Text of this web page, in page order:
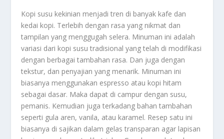
Kopi susu kekinian menjadi tren di banyak kafe dan
kedai kopi. Terlebih dengan rasa yang nikmat dan
tampilan yang menggugah selera. Minuman ini adalah
variasi dari kopi susu tradisional yang telah di modifikasi
dengan berbagai tambahan rasa. Dan juga dengan
tekstur, dan penyajian yang menarik. Minuman ini
biasanya menggunakan espresso atau kopi hitam
sebagai dasar. Maka dapat di campur dengan susu,
pemanis. Kemudian juga terkadang bahan tambahan
seperti gula aren, vanila, atau karamel. Resep satu ini
biasanya di sajikan dalam gelas transparan agar lapisan